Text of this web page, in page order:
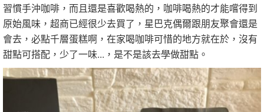
習慣手沖咖啡，而且還是喜歡喝熱的，咖啡喝熱的才能嚐得到
原始風味，超商已經很少去買了，星巴克偶爾跟朋友聚會還是
會去，必點千層蛋糕啊，在家喝咖啡可惜的地方就在於，沒有
甜點可搭配，少了一味...，是不是該去學做甜點。